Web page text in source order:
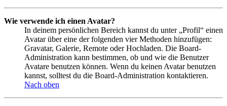
Wie verwende ich einen Avatar?
In deinem persönlichen Bereich kannst du unter „Profil“ einen
Avatar über eine der folgenden vier Methoden hinzufügen:
Gravatar, Galerie, Remote oder Hochladen. Die Board-
Administration kann bestimmen, ob und wie die Benutzer
Avatare benutzen können. Wenn du keinen Avatar benutzen
kannst, solltest du die Board-Administration kontaktieren.
Nach oben